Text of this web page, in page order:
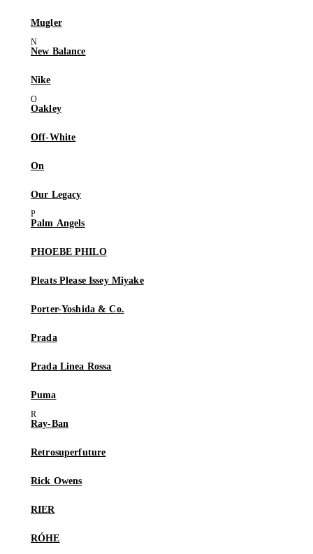
Mugler
New Balance
Nike
Oakley
Off-White
On
Our Legacy
Palm Angels
PHOEBE PHILO
Pleats Please Issey Miyake
Porter-Yoshida & Co.
Prada
Prada Linea Rossa
Puma
Ray-Ban
Retrosuperfuture
Rick Owens
RIER
RÓHE